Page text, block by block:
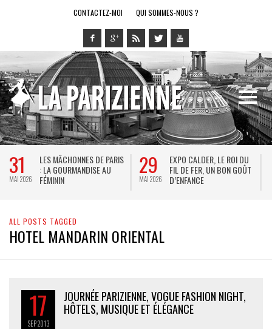
CONTACTEZ-MOI QUI SOMMES-NOUS ?
31
MAI 2026
LES MÂCHONNES DE PARIS
: LA GOURMANDISE AU
FÉMININ
29
MAI 2026
EXPO CALDER, LE ROI DU
FIL DE FER, UN BON GOÛT
D’ENFANCE
ALL POSTS TAGGED
HOTEL MANDARIN ORIENTAL
17
SEP2013
JOURNÉE PARIZIENNE, VOGUE FASHION NIGHT,
HÔTELS, MUSIQUE ET ÉLÉGANCE